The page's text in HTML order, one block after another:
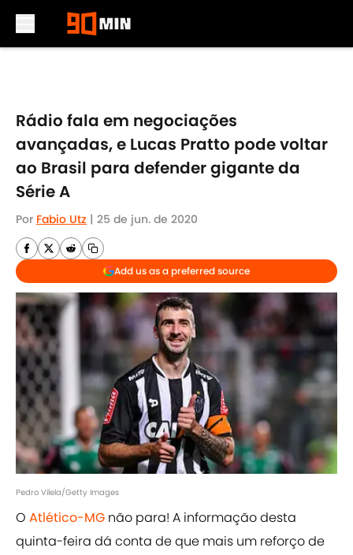
Rádio fala em negociações
avançadas, e Lucas Pratto pode voltar
ao Brasil para defender gigante da
Série A
Por Fabio Utz | 25 de jun. de 2020
Add us as a preferred source
Pedro Vilela/Getty Images
O Atlético-MG não para! A informação desta
quinta-feira dá conta de que mais um reforço de